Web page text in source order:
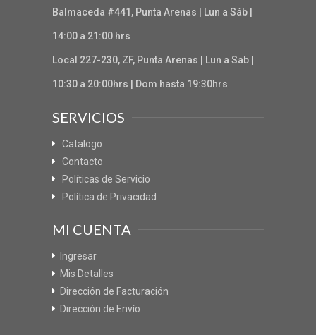
Balmaceda #441, Punta Arenas | Lun a Sáb |
14:00 a 21:00 hrs
Local 227-230, ZF, Punta Arenas | Lun a Sab |
10:30 a 20:00hrs | Dom hasta 19:30hrs
SERVICIOS
Catalogo
Contacto
Políticas de Servicio
Política de Privacidad
MI CUENTA
Ingresar
Mis Detalles
Dirección de Facturación
Dirección de Envío